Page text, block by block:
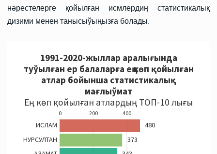
нәрестелерге қойылған исмлердиң статистикалық
дизими менен танысыўыңызға болады.